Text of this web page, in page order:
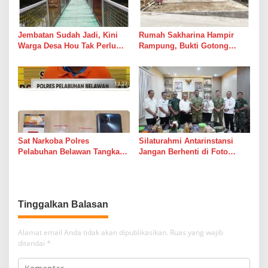
Jembatan Sudah Jadi, Kini
Warga Desa Hou Tak Perlu
Sungai
Rumah Sakharina Hampir
Rampung, Bukti Gotong
dari Janji Banyak Orang
Sat Narkoba Polres
Pelabuhan Belawan Tangkap
Silaturahmi Antarinstansi
Jangan Berhenti di Foto
Tinggalkan Balasan
Alamat email Anda tidak akan dipublikasikan. Ruas yang wajib
ditandai *